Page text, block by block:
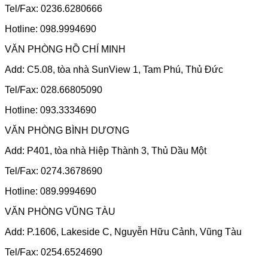
Tel/Fax: 0236.6280666
Hotline: 098.9994690
VĂN PHÒNG HỒ CHÍ MINH
Add: C5.08, tòa nhà SunView 1, Tam Phú, Thủ Đức
Tel/Fax: 028.66805090
Hotline: 093.3334690
VĂN PHÒNG BÌNH DƯƠNG
Add: P401, tòa nhà Hiệp Thành 3, Thủ Dầu Một
Tel/Fax: 0274.3678690
Hotline: 089.9994690
VĂN PHÒNG VŨNG TÀU
Add: P.1606, Lakeside C, Nguyễn Hữu Cảnh, Vũng Tàu
Tel/Fax: 0254.6524690